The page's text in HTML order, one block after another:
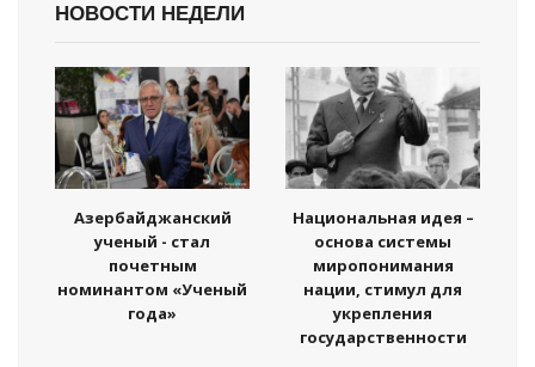
НОВОСТИ НЕДЕЛИ
Азербайджанский
ученый - стал
почетным
номинантом «Ученый
года»
Национальная идея –
основа системы
миропонимания
нации, стимул для
укрепления
государственности